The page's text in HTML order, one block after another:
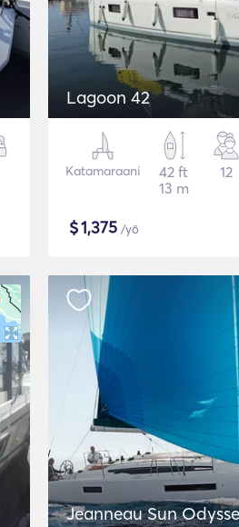
Lagoon 42
Katamaraani
42 ft
13 m
12
$1,375 /yö
Jeanneau Sun